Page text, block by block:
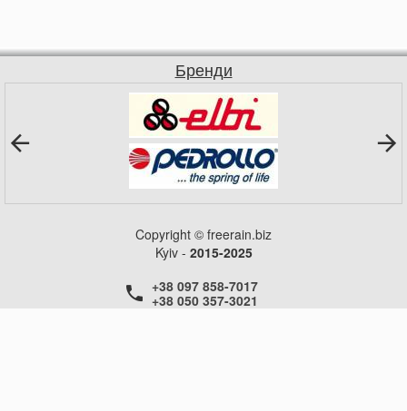
Бренди
Copyright © freerain.biz
Kyiv - 2015-2025
+38 097 858-7017
+38 050 357-3021